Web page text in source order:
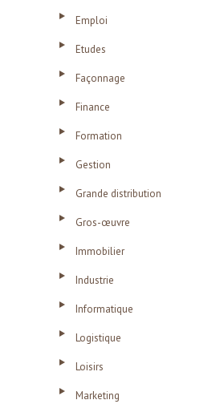
Emploi
Etudes
Façonnage
Finance
Formation
Gestion
Grande distribution
Gros-œuvre
Immobilier
Industrie
Informatique
Logistique
Loisirs
Marketing